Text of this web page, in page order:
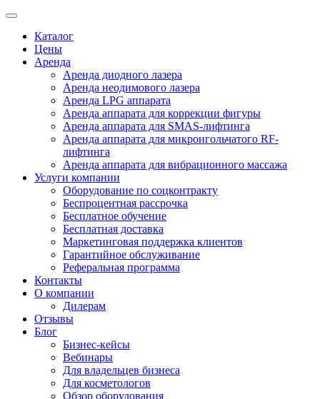
Каталог
Цены
Аренда
Аренда диодного лазера
Аренда неодимового лазера
Аренда LPG аппарата
Аренда аппарата для коррекции фигуры
Аренда аппарата для SMAS-лифтинга
Аренда аппарата для микроигольчатого RF-
лифтинга
Аренда аппарата для вибрационного массажа
Услуги компании
Оборудование по соцконтракту
Беспроцентная рассрочка
Бесплатное обучение
Бесплатная доставка
Маркетинговая поддержка клиентов
Гарантийное обслуживание
Реферальная программа
Контакты
О компании
Дилерам
Отзывы
Блог
Бизнес-кейсы
Вебинары
Для владельцев бизнеса
Для косметологов
Обзор оборудования